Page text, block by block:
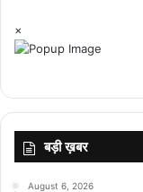
×
बड़ी ख़बर
August 6, 2026